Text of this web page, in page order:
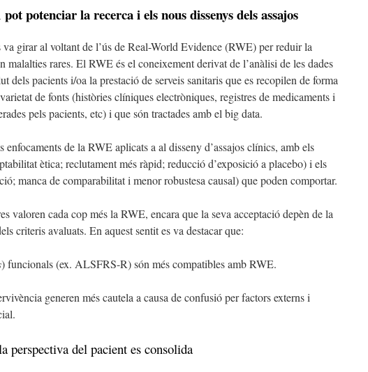
potenciar la recerca i els nous dissenys dels assajos
va girar al voltant de l’ús de Real-World Evidence (RWE) per reduir la
malalties rares. El RWE és el coneixement derivat de l’anàlisi de les dades
dels pacients i/oa la prestació de serveis sanitaris que es recopilen de forma
de fonts (històries clíniques electròniques, registres de medicaments i
pels pacients, etc) i que són tractades amb el big data.
enfocaments de la RWE aplicats a al disseny d’assajos clínics, amb els
ètica; reclutament més ràpid; reducció d’exposició a placebo) i els
manca de comparabilitat i menor robustesa causal) que poden comportar.
valoren cada cop més la RWE, encara que la seva acceptació depèn de la
criteris avaluats. En aquest sentit es va destacar que:
) funcionals (ex. ALSFRS-R) són més compatibles amb RWE.
generen més cautela a causa de confusió per factors externs i
perspectiva del pacient es consolida